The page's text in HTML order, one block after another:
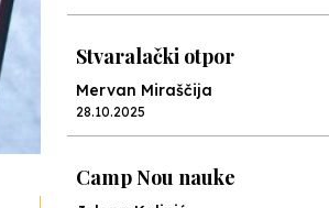
Stvaralački otpor
Mervan Miraščija
28.10.2025
Camp Nou nauke